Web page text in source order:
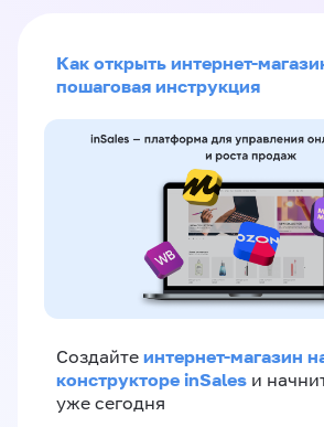
Как открыть интернет-
пошаговая инструкция
Создайте интернет-магазин
конструкторе inSales и
уже сегодня